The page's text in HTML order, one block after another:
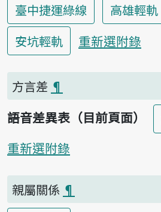
臺中捷運綠線
高雄輕軌
安坑輕軌
重新選附錄
方言差 ¶
語音差異表（目前頁面）
重新選附錄
親屬關係 ¶